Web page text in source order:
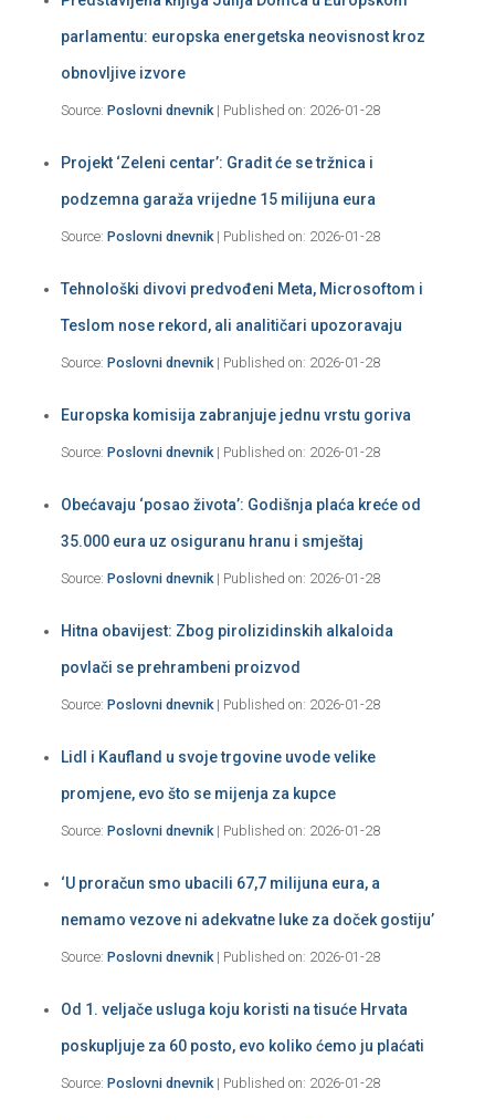
parlamentu: europska energetska neovisnost kroz
obnovljive izvore
Source: Poslovni dnevnik Published on: 2026-01-28
Projekt ‘Zeleni centar’: Gradit će se tržnica i
podzemna garaža vrijedne 15 milijuna eura
Source: Poslovni dnevnik Published on: 2026-01-28
Tehnološki divovi predvođeni Meta, Microsoftom i
Teslom nose rekord, ali analitičari upozoravaju
Source: Poslovni dnevnik Published on: 2026-01-28
Europska komisija zabranjuje jednu vrstu goriva
Source: Poslovni dnevnik Published on: 2026-01-28
Obećavaju ‘posao života’: Godišnja plaća kreće od
35.000 eura uz osiguranu hranu i smještaj
Source: Poslovni dnevnik Published on: 2026-01-28
Hitna obavijest: Zbog pirolizidinskih alkaloida
povlači se prehrambeni proizvod
Source: Poslovni dnevnik Published on: 2026-01-28
Lidl i Kaufland u svoje trgovine uvode velike
promjene, evo što se mijenja za kupce
Source: Poslovni dnevnik Published on: 2026-01-28
‘U proračun smo ubacili 67,7 milijuna eura, a
nemamo vezove ni adekvatne luke za doček gostiju’
Source: Poslovni dnevnik Published on: 2026-01-28
Od 1. veljače usluga koju koristi na tisuće Hrvata
poskupljuje za 60 posto, evo koliko ćemo ju plaćati
Source: Poslovni dnevnik Published on: 2026-01-28